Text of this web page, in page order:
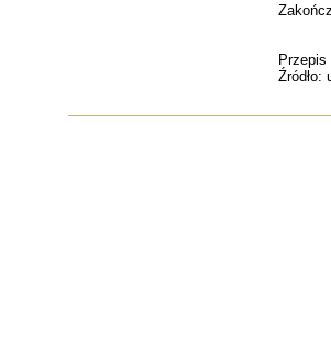
Przepis
Źródło: